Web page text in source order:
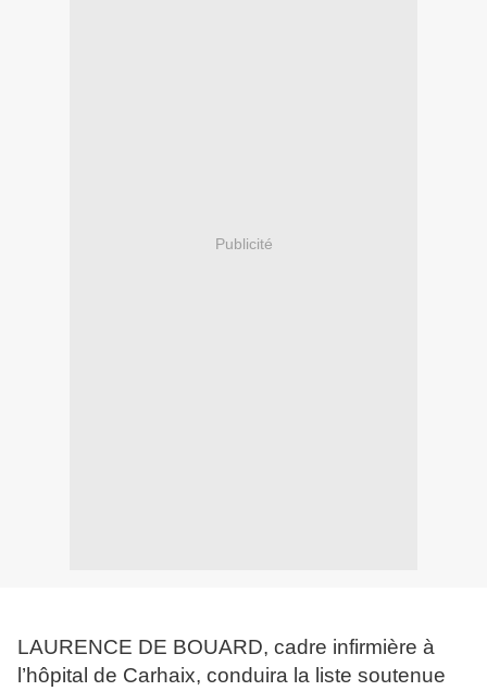
Publicité
LAURENCE DE BOUARD, cadre infirmière à
l’hôpital de Carhaix, conduira la liste soutenue